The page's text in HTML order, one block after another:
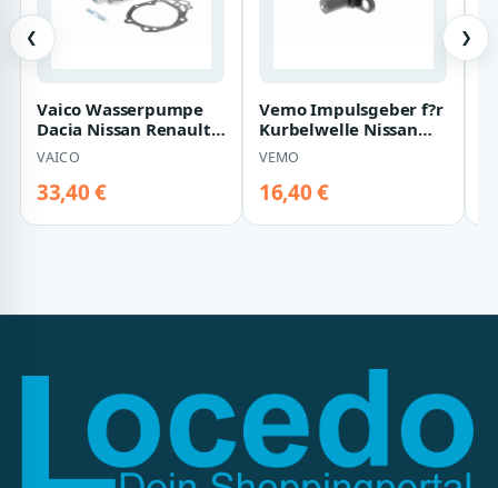
❮
Vaico Wasserpumpe
Dacia Nissan Renault
V46-50001
VAICO
33,40 €
Vemo Impulsgeber f?r
Kurbelwelle Nissan
Opel Renault V46-72-
0079
VEMO
16,40 €
❯